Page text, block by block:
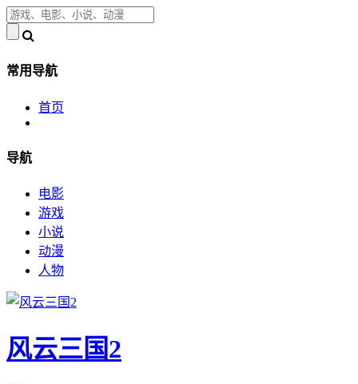
常用导航
首页
导航
电影
游戏
小说
动漫
人物
风云三国2